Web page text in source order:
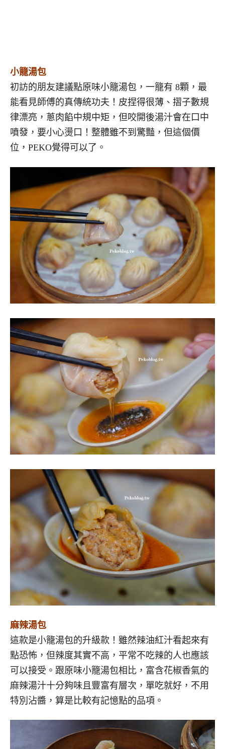
小籠湯包
初訪的朋友建議點原味小籠湯包，一籠有 8顆，最
能看見師傅的真傳統功夫！皮捏得很薄、摺子數規
律漂亮，蔥肉餡中規中矩，但咬開後湯汁會在口中
噴發，要小心燙口！整體雖不到驚豔，但這個價
位，PEKO覺得可以了。
麻辣湯包
這款是小籠湯包的升級款！雖然辣油紅汁看起來有
點恐怖，但辣度其實不高，平常不吃辣的人也應該
可以接受。跟原味小籠湯包相比，富含花椒香氣的
麻辣湯汁十分夠味且豐富有層次，單吃就好，不用
特別沾醬，算是比較有記憶點的品項。